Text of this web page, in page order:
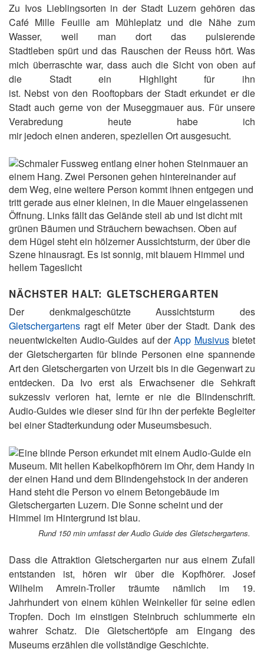
Zu Ivos Lieblingsorten in der Stadt Luzern gehören das
Café Mille Feuille am Mühleplatz und die Nähe zum
Wasser, weil man dort das pulsierende
Stadtleben spürt und das Rauschen der Reuss hört. Was
mich überraschte war, dass auch die Sicht von oben auf
die Stadt ein Highlight für ihn
ist. Nebst von den Rooftopbars der Stadt erkundet er die
Stadt auch gerne von der Museggmauer aus. Für unsere
Verabredung heute habe ich
mir jedoch einen anderen, speziellen Ort ausgesucht.
NÄCHSTER HALT: GLETSCHERGARTEN
Der denkmalgeschützte Aussichtsturm des
Gletschergartens ragt elf Meter über der Stadt. Dank des
neuentwickelten Audio-Guides auf derApp Musivusbietet
der Gletschergarten für blinde Personen eine spannende
Art den Gletschergarten von Urzeit bis in die Gegenwart zu
entdecken. Da Ivo erst als Erwachsener die Sehkraft
sukzessiv verloren hat, lernte er nie die Blindenschrift.
Audio-Guides wie dieser sind für ihn der perfekte Begleiter
bei einer Stadterkundung oder Museumsbesuch.
Rund 150 min umfasst der Audio Guide des Gletschergartens.
Dass die Attraktion Gletschergarten nur aus einem Zufall
entstanden ist, hören wir über die Kopfhörer. Josef
Wilhelm Amrein-Troller träumte nämlich im 19.
Jahrhundert von einem kühlen Weinkeller für seine edlen
Tropfen. Doch im einstigen Steinbruch schlummerte ein
wahrer Schatz. Die Gletschertöpfe am Eingang des
Museums erzählen die vollständige Geschichte.